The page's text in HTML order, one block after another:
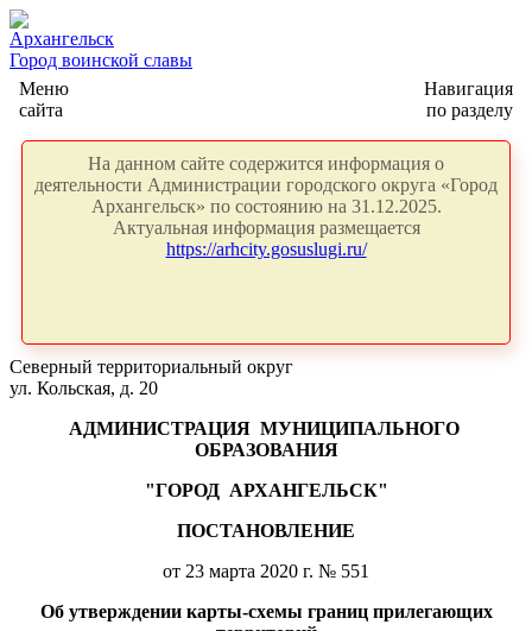
Архангельск
Город воинской славы
Меню
сайта
Навигация
по разделу
На данном сайте содержится информация о
деятельности Администрации городского округа «Город
Архангельск» по состоянию на 31.12.2025.
Актуальная информация размещается
https://arhcity.gosuslugi.ru/
Северный территориальный округ
ул. Кольская, д. 20
АДМИНИСТРАЦИЯ МУНИЦИПАЛЬНОГО
ОБРАЗОВАНИЯ
"ГОРОД АРХАНГЕЛЬСК"
ПОСТАНОВЛЕНИЕ
от 23 марта 2020 г. № 551
Об утверждении карты-схемы границ прилегающих